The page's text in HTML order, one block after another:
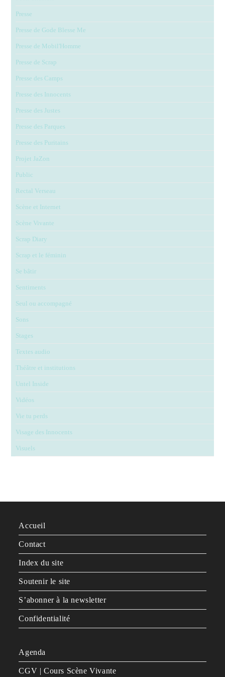
Presse
Presse de Gode Blesse Me
Presse de Mobil'Homme
Presse de Scrap
Presse des Camps
Presse des Innocents
Presse des Justes
Presse des Parques
Presse des Puritains
Projet JaZon
Public
Rectal Verseau
Scène et Internet
Scène Vivante
Scrap Diary
Scrap et le féminin
Se bâtir
Sentiments
Seul ou accompagné
Sons
Stages
Textes audio
Théâtre et institutions
Untel Inside
Vidéos
Vie tu perds
Visage des Innocents
Visuels
Accueil
Contact
Index du site
Soutenir le site
S’abonner à la newsletter
Confidentialité
Agenda
CGV | Cours Scène Vivante